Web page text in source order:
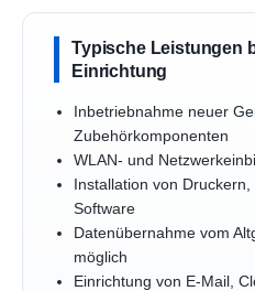
Typische Leistungen
Einrichtung
Inbetriebnahme neuer
Zubehörkomponenten
WLAN- und
Installation von
Software
Datenübernahme vom
möglich
Einrichtung von E-Mail,